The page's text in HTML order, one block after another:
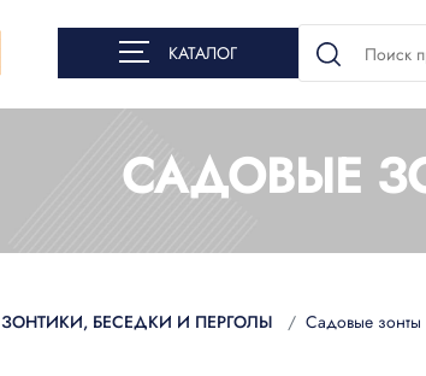
КАТАЛОГ
САДОВЫЕ
ЗОНТИКИ, БЕСЕДКИ И ПЕРГОЛЫ Садовые зонты